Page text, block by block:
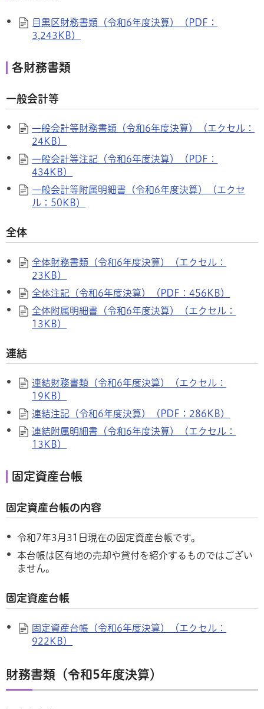
目黒区財務書類（令和6年度決算）（PDF：
3,243KB）
各財務書類
一般会計等
一般会計等財務書類（令和6年度決算）（エクセル：
24KB）
一般会計等注記（令和6年度決算）（PDF：
434KB）
一般会計等附属明細書（令和6年度決算）（エクセ
ル：50KB）
全体
全体財務書類（令和6年度決算）（エクセル：
23KB）
全体注記（令和6年度決算）（PDF：456KB）
全体附属明細書（令和6年度決算）（エクセル：
13KB）
連結
連結財務書類（令和6年度決算）（エクセル：
19KB）
連結注記（令和6年度決算）（PDF：286KB）
連結附属明細書（令和6年度決算）（エクセル：
13KB）
固定資産台帳
固定資産台帳の内容
令和7年3月31日現在の固定資産台帳です。
本台帳は区有地の売却や貸付を紹介するものではござい
ません。
固定資産台帳
固定資産台帳（令和6年度決算）（エクセル：
922KB）
財務書類（令和5年度決算）